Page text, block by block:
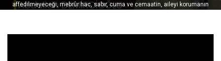
affedilmeyeceği, mebrûr hac, sabır, cuma ve cemaatin, aileyi korumanın